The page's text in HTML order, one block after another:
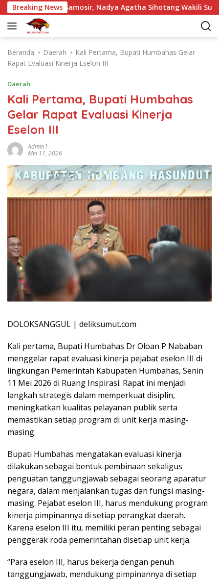
a
Breaking News
Pintu Samosir, Nadya Agatha Sihotang Wakili Sumut di
Beranda Daerah
Kali Pertama, Bupati Humbahas Gelar
Rapat Evaluasi Kinerja Eselon III
Daerah
Kali Pertama, Bupati Humbahas
Gelar Rapat Evaluasi Kinerja
Eselon III
Admin1
Mei 11, 2026
DOLOKSANGGUL | deliksumut.com
Kali pertama, Bupati Humbahas Dr Oloan P Nababan
menggelar rapat evaluasi kinerja pejabat eselon III di
lingkungan Pemerintah Kabupaten Humbahas, Senin
11 Mei 2026 di Ruang Inspirasi. Rapat ini menjadi
langkah strategis dalam memperkuat disiplin,
meningkatkan kualitas pelayanan publik serta
memastikan setiap program di unit kerja masing-
masing.
Bupati Humbahas mengatakan evaluasi kinerja
dilakukan sebagai bentuk pembinaan sekaligus
penguatan tanggungjawab sebagai seorang aparatur
negara, dalam menjalankan tugas dan fungsi masing-
masing. Pejabat eselon III, harus mendukung program
kinerja pimpinannya di setiap perangkat daerah.
Karena eselon III itu, memiliki peran penting sebagai
penggerak roda pemerintahan disetiap unit kerja.
“Para eselon III, harus bekerja dengan penuh
tanggungjawab, mendukung pimpinannya di setiap